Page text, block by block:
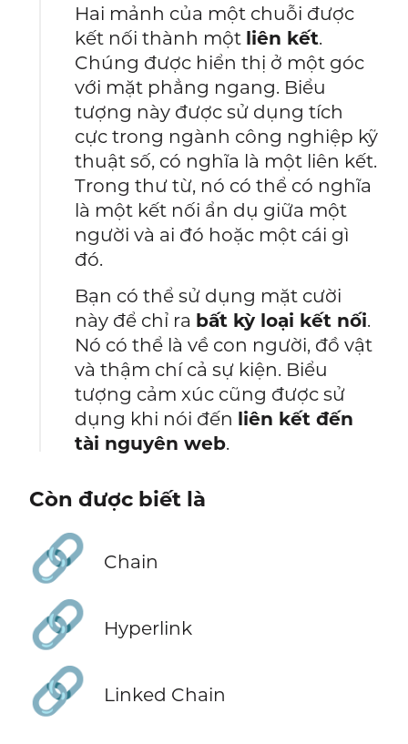
Hai mảnh của một chuỗi được
kết nối thành một liên kết.
Chúng được hiển thị ở một góc
với mặt phẳng ngang. Biểu
tượng này được sử dụng tích
cực trong ngành công nghiệp kỹ
thuật số, có nghĩa là một liên kết.
Trong thư từ, nó có thể có nghĩa
là một kết nối ẩn dụ giữa một
người và ai đó hoặc một cái gì
đó.
Bạn có thể sử dụng mặt cười
này để chỉ ra bất kỳ loại kết nối.
Nó có thể là về con người, đồ vật
và thậm chí cả sự kiện. Biểu
tượng cảm xúc cũng được sử
dụng khi nói đến liên kết đến
tài nguyên web.
Còn được biết là
🔗 Chain
🔗 Hyperlink
🔗 Linked Chain